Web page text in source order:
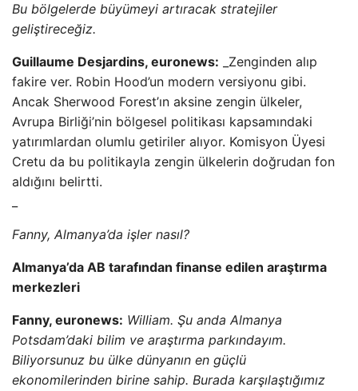
Bu bölgelerde büyümeyi artıracak stratejiler
geliştireceğiz.
Guillaume Desjardins, euronews: _Zenginden alıp
fakire ver. Robin Hood’un modern versiyonu gibi.
Ancak Sherwood Forest’ın aksine zengin ülkeler,
Avrupa Birliği’nin bölgesel politikası kapsamındaki
yatırımlardan olumlu getiriler alıyor. Komisyon Üyesi
Cretu da bu politikayla zengin ülkelerin doğrudan fon
aldığını belirtti.
Fanny, Almanya’da işler nasıl?
Almanya’da AB tarafından finanse edilen araştırma
merkezleri
Fanny, euronews: William. Şu anda Almanya
Potsdam’daki bilim ve araştırma parkındayım.
Biliyorsunuz bu ülke dünyanın en güçlü
ekonomilerinden birine sahip. Burada karşılaştığımız